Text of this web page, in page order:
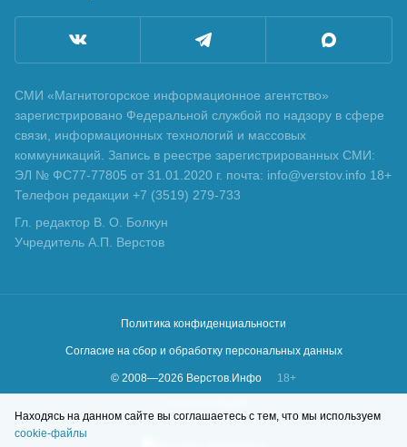
СМИ «Магнитогорское информационное агентство»
зарегистрировано Федеральной службой по надзору в сфере
связи, информационных технологий и массовых
коммуникаций. Запись в реестре зарегистрированных СМИ:
ЭЛ № ФС77-77805 от 31.01.2020 г. почта: info@verstov.info 18+
Телефон редакции +7 (3519) 279-733
Гл. редактор В. О. Болкун
Учредитель А.П. Верстов
Политика конфиденциальности
Согласие на сбор и обработку персональных данных
© 2008—2026 Верстов.Инфо
18+
Находясь на данном сайте вы соглашаетесь с тем, что мы используем
cookie-файлы